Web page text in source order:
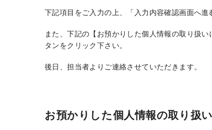
下記項目をご入力の上、「入力内容確認画面へ進
また、下記の【お預かりした個人情報の取り扱
タンをクリック下さい。
後日、担当者よりご連絡させていただきます。
お預かりした個人情報の取り扱